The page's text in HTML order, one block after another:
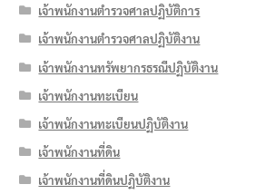
เจ้าพนักงานตำรวจศาลปฏิบัติการ
เจ้าพนักงานตำรวจศาลปฏิบัติงาน
เจ้าพนักงานทรัพยากรธรณีปฏิบัติงาน
เจ้าพนักงานทะเบียน
เจ้าพนักงานทะเบียนปฏิบัติงาน
เจ้าพนักงานที่ดิน
เจ้าพนักงานที่ดินปฏิบัติงาน